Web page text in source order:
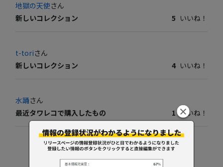
地獄の天使さん
新しいコレクション
5 いいね！
t-toriさん
新しいコレクション
4 いいね！
水踊さん
最近タワレコで購入したもの
1 いいね！